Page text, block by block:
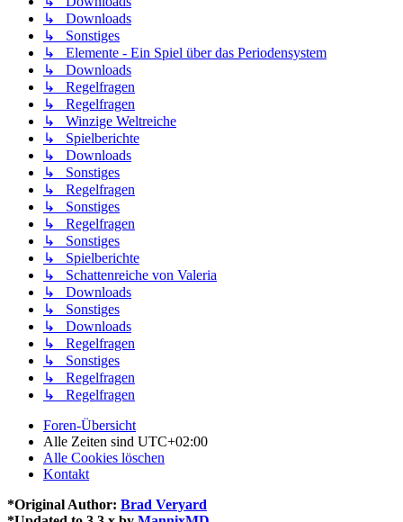
↳ Downloads
↳ Sonstiges
↳ Elemente - Ein Spiel über das Periodensystem
↳ Downloads
↳ Regelfragen
↳ Regelfragen
↳ Winzige Weltreiche
↳ Spielberichte
↳ Downloads
↳ Sonstiges
↳ Regelfragen
↳ Sonstiges
↳ Regelfragen
↳ Sonstiges
↳ Spielberichte
↳ Schattenreiche von Valeria
↳ Downloads
↳ Sonstiges
↳ Downloads
↳ Regelfragen
↳ Sonstiges
↳ Regelfragen
↳ Regelfragen
Foren-Übersicht
Alle Zeiten sind UTC+02:00
Alle Cookies löschen
Kontakt
*Original Author: Brad Veryard